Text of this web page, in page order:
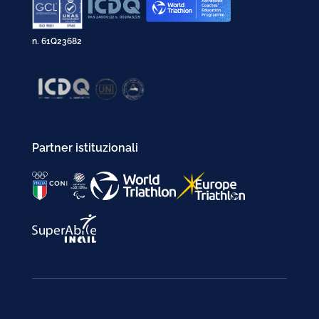
n. 61Q23682
Partner istituzionali